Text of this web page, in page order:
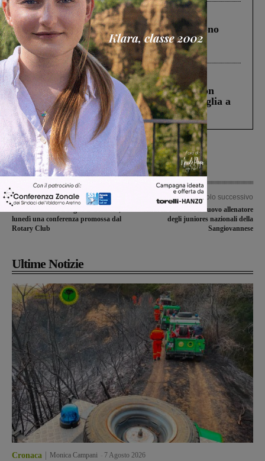
Cronaca 4 Agosto 2026
Un anno fa la strage in A1 in cui morirono
Gianni, Giulia e Franco. Lo schianto, il
processo, lo stop ai sorpassi fra tir....
Cronaca 3 Agosto 2026
Scomparso da una struttura di Castiglion
Fiorentino l’uomo che aveva ucciso la figlia a
Levane nel 2020
Articolo precedente
“Sammezzano e il sogno d’Oriente”,
lunedì una conferenza promossa dal
Rotary Club
Articolo successivo
Andrea Bernini è il nuovo allenatore
degli juniores nazionali della
Sangiovannese
Ultime Notizie
Cronaca Monica Campani 7 Agosto 2026